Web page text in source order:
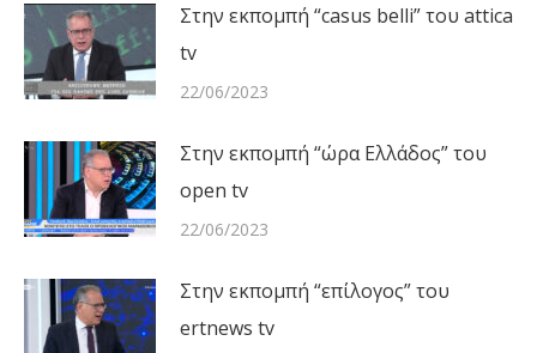
Στην εκπομπή “casus belli” του attica
tv
22/06/2023
Στην εκπομπή “ώρα Ελλάδος” του
open tv
22/06/2023
Στην εκπομπή “επίλογος” του
ertnews tv